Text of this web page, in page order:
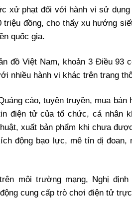
xử phạt đối với hành vi sử dụng
triệu đồng, cho thấy xu hướng
quốc gia.
đồ Việt Nam, khoản 3 Điều 93
nhiều hành vi khác trên trang
cáo, tuyên truyền, mua bán
điện tử của tổ chức, cá nhân
xuất bản phẩm khi chưa
động bạo lực, mê tín dị đoan,
môi trường mạng, Nghị định
cung cấp trò chơi điện tử